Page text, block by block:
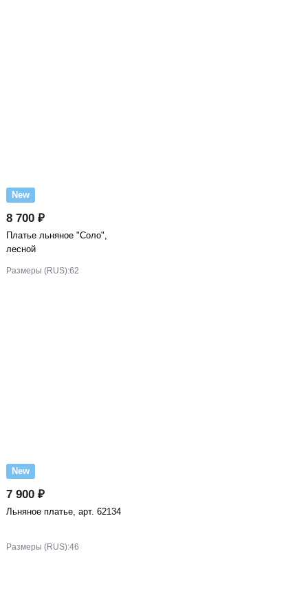
New
8 700 ₽
Платье льняное "Соло",
лесной
Размеры (RUS):62
New
7 900 ₽
Льняное платье, арт. 62134
Размеры (RUS):46